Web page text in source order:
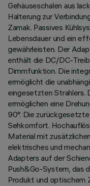
Gehäuseschalen aus
Halterung zur
Zamak. Passives
Lebensdauer und ein
gewährleisten. Der
enthält die DC/DC-
Dimmfunktion. Die
ermöglicht die
eingesetzten Strahlers.
ermöglichen eine
90°. Die
Sehkomfort.
Material mit
elektrisches und
Adapters auf der
Push&Go-System, das
Produkt und optischem